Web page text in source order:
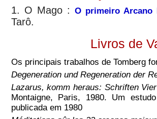
1. O Mago : O primeiro Arcano
Tarô.
Livros de
Os principais trabalhos de Tomberg
Degeneration und Regeneration der
Lazarus, komm heraus: Schriften
Montaigne, Paris, 1980. Um
publicada em 1980